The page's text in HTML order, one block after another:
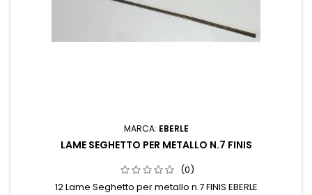
MARCA: EBERLE
LAME SEGHETTO PER METALLO N.7 FINIS
(0)
12 Lame Seghetto per metallo n.7 FINIS EBERLE